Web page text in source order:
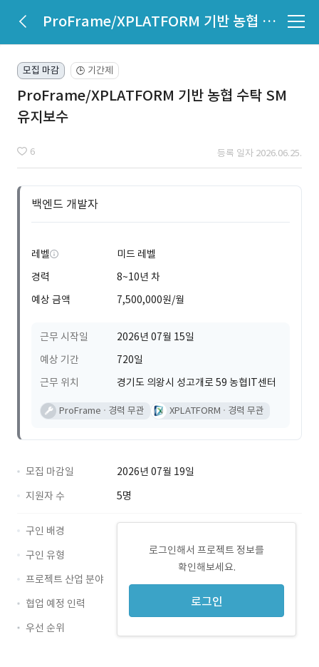
ProFrame/XPLATFORM 기반 농협 수탁 SM 유지보수
모집 마감 🕒 기간제
ProFrame/XPLATFORM 기반 농협 수탁 SM
유지보수
6 등록 일자 2026.06.25.
백엔드 개발자
레벨
미드 레벨
경력
8~10년 차
예상 금액
7,500,000원/월
근무 시작일
2026년 07월 15일
예상 기간
720일
근무 위치
경기도 의왕시 성고개로 59 농협IT센터
ProFrame 경력 무관 XPLATFORM 경력 무관
모집 마감일
2026년 07월 19일
지원자 수
5명
로그인해서 프로젝트 정보를
확인해보세요.
로그인
구인 배경
구인 유형
프로젝트 산업 분야
협업 예정 인력
우선 순위